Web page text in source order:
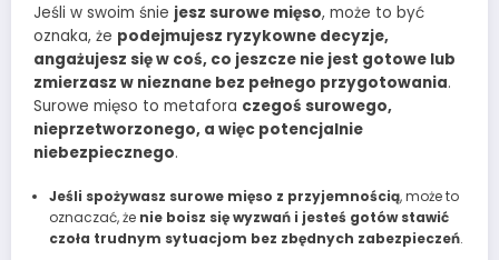
Jeśli w swoim śnie jesz surowe mięso, może to być
oznaka, że podejmujesz ryzykowne decyzje,
angażujesz się w coś, co jeszcze nie jest gotowe lub
zmierzasz w nieznane bez pełnego przygotowania.
Surowe mięso to metafora czegoś surowego,
nieprzetworzonego, a więc potencjalnie
niebezpiecznego.
Jeśli spożywasz surowe mięso z przyjemnością, może to
oznaczać, że nie boisz się wyzwań i jesteś gotów stawić
czoła trudnym sytuacjom bez zbędnych zabezpieczeń.